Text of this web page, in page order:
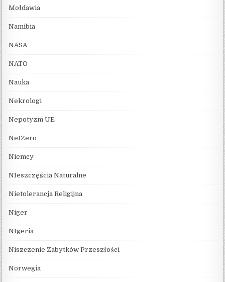
Mołdawia
Namibia
NASA
NATO
Nauka
Nekrologi
Nepotyzm UE
NetZero
Niemcy
NIeszczęścia Naturalne
Nietolerancja Religijna
Niger
NIgeria
Niszczenie Zabytków Przeszłości
Norwegia